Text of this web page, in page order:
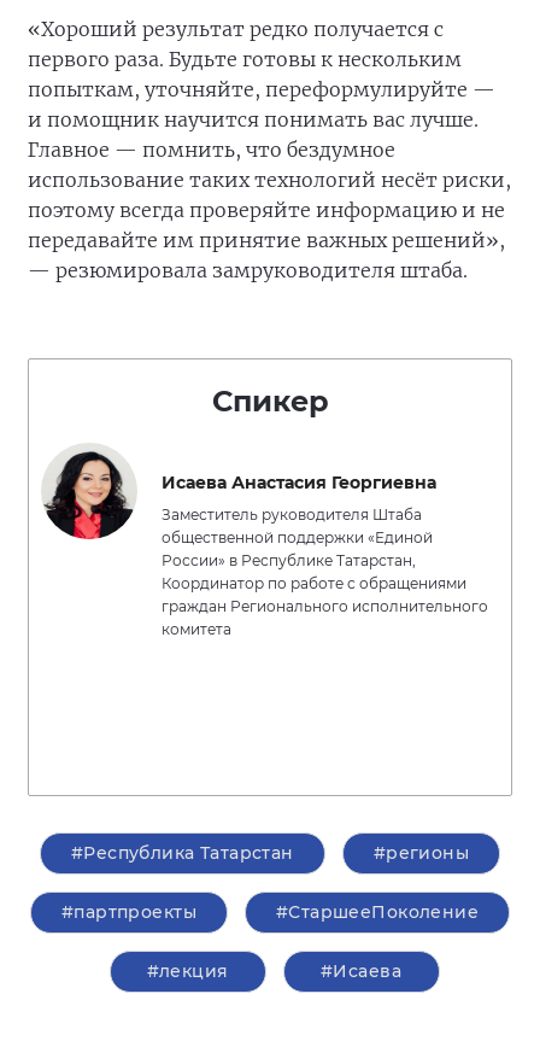
«Хороший результат редко получается с
первого раза. Будьте готовы к нескольким
попыткам, уточняйте, переформулируйте —
и помощник научится понимать вас лучше.
Главное — помнить, что бездумное
использование таких технологий несёт риски,
поэтому всегда проверяйте информацию и не
передавайте им принятие важных решений»,
— резюмировала замруководителя штаба.
Спикер
Исаева Анастасия Георгиевна
Заместитель руководителя Штаба
общественной поддержки «Единой
России» в Республике Татарстан,
Координатор по работе с обращениями
граждан Регионального исполнительного
комитета
#Республика Татарстан #регионы
#партпроекты #СтаршееПоколение
#лекция #Исаева